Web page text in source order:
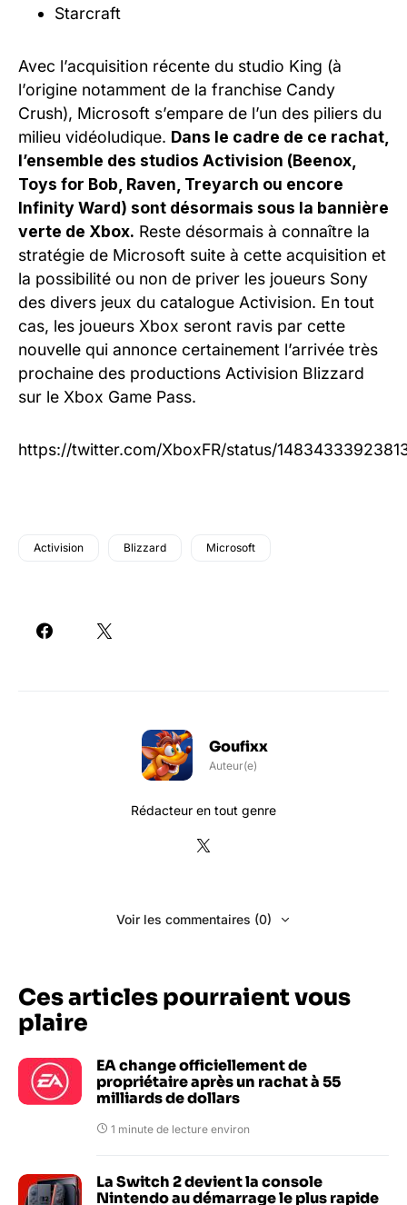
Starcraft
Avec l’acquisition récente du studio King (à
l’origine notamment de la franchise Candy
Crush), Microsoft s’empare de l’un des piliers du
milieu vidéoludique. Dans le cadre de ce rachat,
l’ensemble des studios Activision (Beenox,
Toys for Bob, Raven, Treyarch ou encore
Infinity Ward) sont désormais sous la bannière
verte de Xbox. Reste désormais à connaître la
stratégie de Microsoft suite à cette acquisition et
la possibilité ou non de priver les joueurs Sony
des divers jeux du catalogue Activision. En tout
cas, les joueurs Xbox seront ravis par cette
nouvelle qui annonce certainement l’arrivée très
prochaine des productions Activision Blizzard
sur le Xbox Game Pass.
https://twitter.com/XboxFR/status/
Activision Blizzard Microsoft
Goufixx
Auteur(e)
Rédacteur en tout genre
Voir les commentaires (0)
Ces articles pourraient vous
plaire
EA change officiellement de
propriétaire après un rachat à 55
milliards de dollars
1 minute de lecture environ
La Switch 2 devient la console
Nintendo au démarrage le plus rapide